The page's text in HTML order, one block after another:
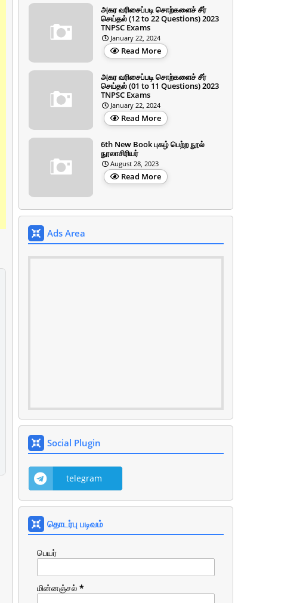
அகர வரிசைப்படி சொற்களைச் சீர்
செய்தல் (12 to 22 Questions) 2023
TNPSC Exams
January 22, 2024
Read More
அகர வரிசைப்படி சொற்களைச் சீர்
செய்தல் (01 to 11 Questions) 2023
TNPSC Exams
January 22, 2024
Read More
6th New Book புகழ் பெற்ற நூல்
நூலாசிரியர்
August 28, 2023
Read More
Ads Area
Social Plugin
telegram
தொடர்பு படிவம்
பெயர்
மின்னஞ்சல் *